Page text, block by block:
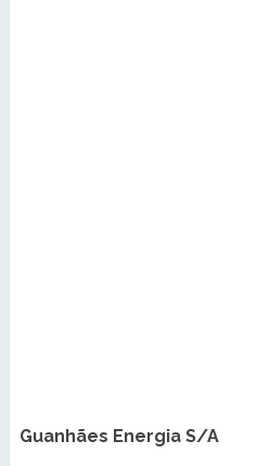
Guanhães Energia S/A